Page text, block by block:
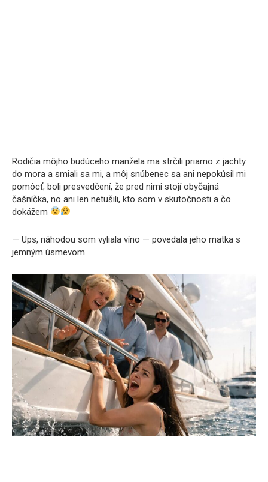
Rodičia môjho budúceho manžela ma strčili priamo z jachty
do mora a smiali sa mi, a môj snúbenec sa ani nepokúsil mi
pomôcť; boli presvedčení, že pred nimi stojí obyčajná
čašníčka, no ani len netušili, kto som v skutočnosti a čo
dokážem
— Ups, náhodou som vyliala víno — povedala jeho matka s
jemným úsmevom.